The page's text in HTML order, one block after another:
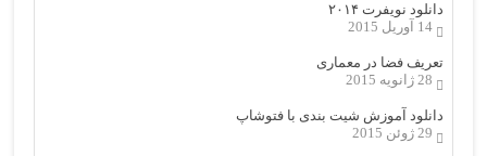
دانلود نویفرت ۲۰۱۴
14 آوریل 2015
تعریف فضا در معماری
28 ژانویه 2015
دانلود آموزش شیت بندی با فتوشاپ
29 ژوئن 2015